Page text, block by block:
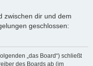
zwischen dir und dem
geschlossen:
„das Board“) schließt
des Boards ab (im